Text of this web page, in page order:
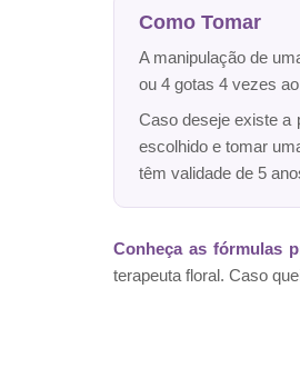
Como Tomar
A manipulação de
ou 4 gotas 4 vezes
Caso deseje existe a
escolhido e tomar
têm validade de 5
Conheça as fórmulas
terapeuta floral. Caso